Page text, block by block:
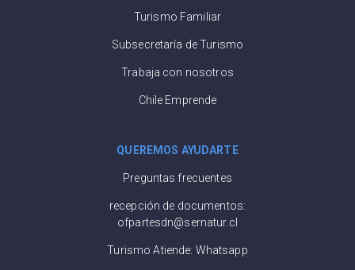
Turismo Familiar
Subsecretaría de Turismo
Trabaja con nosotros
Chile Emprende
QUEREMOS AYUDARTE
Preguntas frecuentes
recepción de documentos:
ofpartesdn@sernatur.cl
Turismo Atiende: Whatsapp